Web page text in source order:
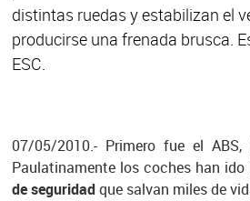
distintas ruedas y estabilizan el
producirse una frenada brusca.
ESC.
07/05/2010.- Primero fue el
Paulatinamente los coches han
de seguridadque salvan miles de